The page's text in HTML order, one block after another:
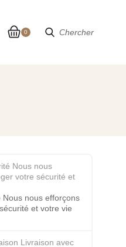
Chercher
0
nous efforçons
et votre vie